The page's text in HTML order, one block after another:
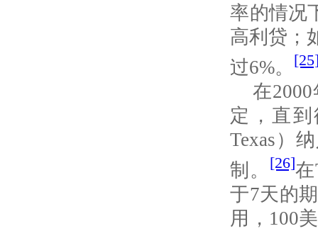
率的情况
高利贷；
过6%。
在2000
定，直
Texas ）
制。
[26]在
于7天的
用， 100